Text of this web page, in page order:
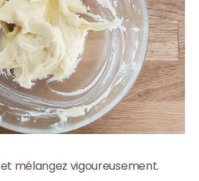
et mélangez vigoureusement.